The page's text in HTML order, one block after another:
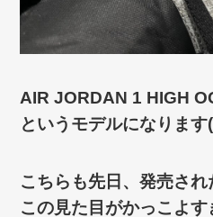
AIR JORDAN 1 HIGH
というモデルになりま
こちらも先日、発売され
この見た目がかっこよす